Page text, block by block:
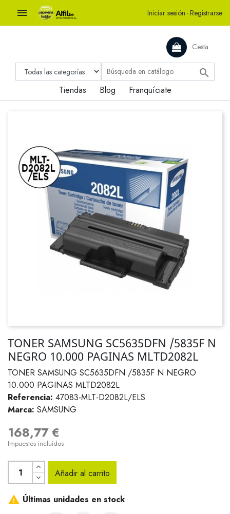
 Iniciar sesión · Registrarse
Cesta

Tiendas Blog Franquíciate
TONER SAMSUNG SC5635DFN /5835F N
NEGRO 10.000 PAGINAS MLTD2082L
TONER SAMSUNG SC5635DFN /5835F N NEGRO
10.000 PAGINAS MLTD2082L
Referencia: 47083-MLT-D2082L/ELS
Marca: SAMSUNG
168,77 €
Impuestos incluidos
Añadir al carrito
 Últimas unidades en stock